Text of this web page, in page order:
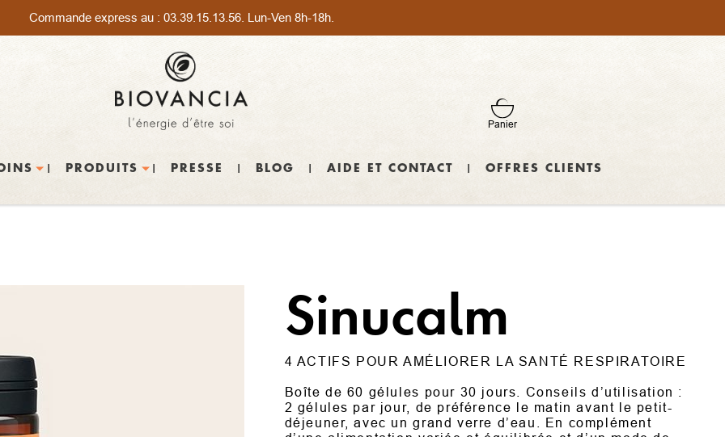
Commande express au : 03.39.15.13.56. Lun-Ven 8h-18h.
Panier
PRODUITS PRESSE BLOG AIDE ET CONTACT OFFRES CLIENTS
Sinucalm
4 ACTIFS POUR AMÉLIORER LA SANTÉ RESPIRATOIRE
Boîte de 60 gélules pour 30 jours. Conseils d’utilisation :
2 gélules par jour, de préférence le matin avant le petit-
déjeuner, avec un grand verre d’eau. En complément